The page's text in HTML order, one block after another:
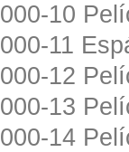
000-10
000-11
000-12
000-13
000-14